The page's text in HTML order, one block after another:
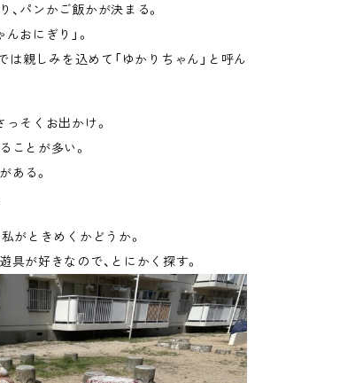
パンかご飯かが決まる。
おにぎり」。
は親しみを込めて「ゆかりちゃん」と呼ん
そくお出かけ。
ことが多い。
ある。
がときめくかどうか。
が好きなので、とにかく探す。